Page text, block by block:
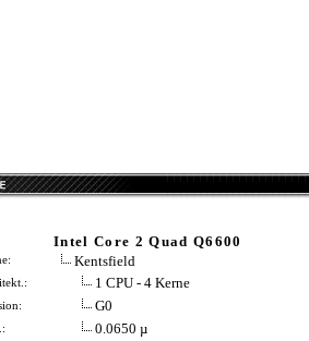
Intel Core 2 Quad Q6600
Kentsfield
1 CPU - 4 Kerne
G0
0.0650 µ